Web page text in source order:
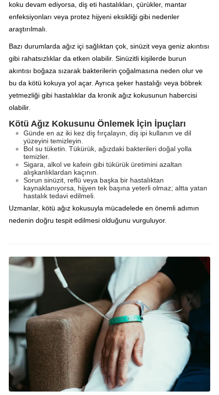
koku devam ediyorsa, diş eti hastalıkları, çürükler, mantar
enfeksiyonları veya protez hijyeni eksikliği gibi nedenler
araştırılmalı.
Bazı durumlarda ağız içi sağlıktan çok, sinüzit veya geniz akıntısı
gibi rahatsızlıklar da etken olabilir. Sinüzitli kişilerde burun
akıntısı boğaza sızarak bakterilerin çoğalmasına neden olur ve
bu da kötü kokuya yol açar. Ayrıca şeker hastalığı veya böbrek
yetmezliği gibi hastalıklar da kronik ağız kokusunun habercisi
olabilir.
Kötü Ağız Kokusunu Önlemek İçin İpuçları
Günde en az iki kez diş fırçalayın, diş ipi kullanın ve dil
yüzeyini temizleyin.
Bol su tüketin. Tükürük, ağızdaki bakterileri doğal yolla
temizler.
Sigara, alkol ve kafein gibi tükürük üretimini azaltan
alışkanlıklardan kaçının.
Sorun sinüzit, reflü veya başka bir hastalıktan
kaynaklanıyorsa, hijyen tek başına yeterli olmaz; altta yatan
hastalık tedavi edilmeli.
Uzmanlar, kötü ağız kokusuyla mücadelede en önemli adımın
nedenin doğru tespit edilmesi olduğunu vurguluyor.